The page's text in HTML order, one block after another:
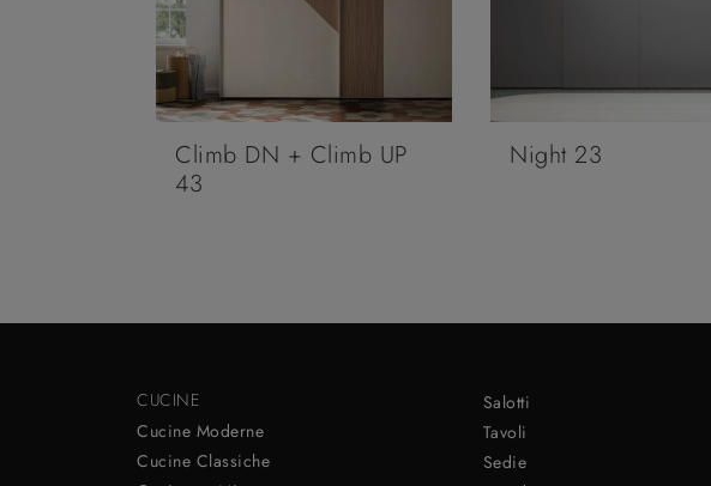
Climb DN + Climb UP
43
Night 23
CUCINE
Cucine Moderne
Cucine Classiche
Salotti
Tavoli
Sedie